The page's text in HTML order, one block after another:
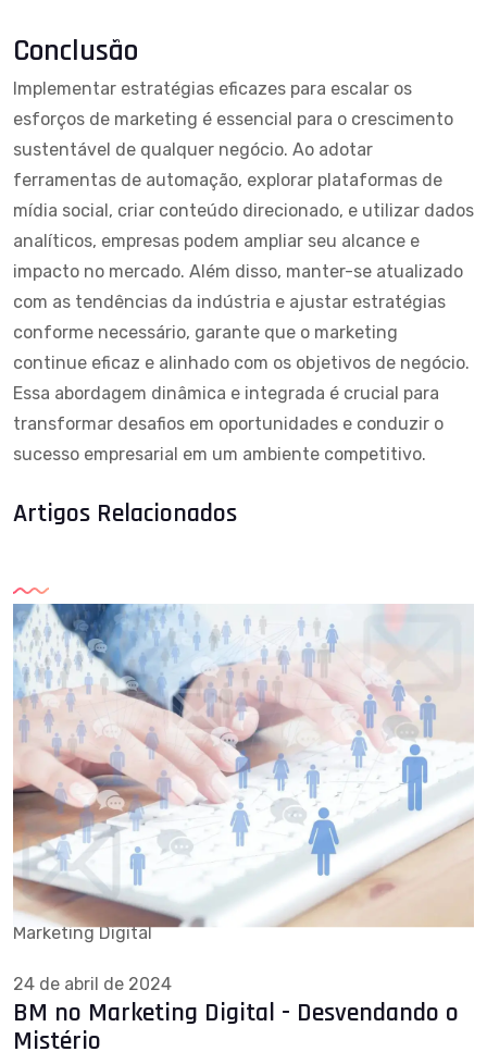
Conclusão
Implementar estratégias eficazes para escalar os
esforços de marketing é essencial para o crescimento
sustentável de qualquer negócio. Ao adotar
ferramentas de automação, explorar plataformas de
mídia social, criar conteúdo direcionado, e utilizar dados
analíticos, empresas podem ampliar seu alcance e
impacto no mercado. Além disso, manter-se atualizado
com as tendências da indústria e ajustar estratégias
conforme necessário, garante que o marketing
continue eficaz e alinhado com os objetivos de negócio.
Essa abordagem dinâmica e integrada é crucial para
transformar desafios em oportunidades e conduzir o
sucesso empresarial em um ambiente competitivo.
Artigos Relacionados
Marketing Digital
24 de abril de 2024
BM no Marketing Digital - Desvendando o
Mistério